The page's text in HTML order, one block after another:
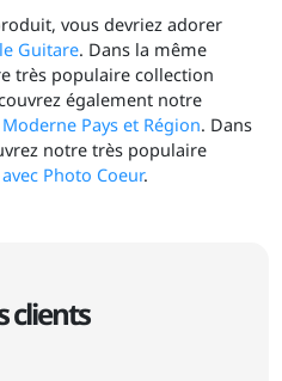
vous devriez adorer
Guitare. Dans la même
très populaire collection
également notre
Pays et Région. Dans
notre très populaire
Photo Coeur.
clients